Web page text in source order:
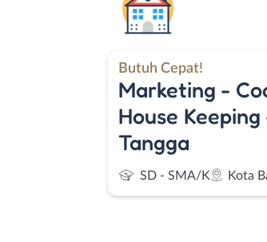
Butuh Cepat!
Marketing -
House
Tangga
SD - SMA/K Kota